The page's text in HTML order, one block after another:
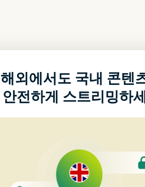
해외에서도 국내 콘텐
안전하게 스트리밍하